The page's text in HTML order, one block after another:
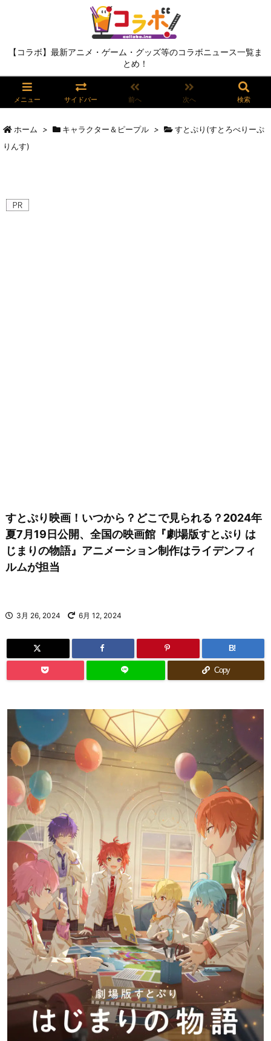
【コラボ】最新アニメ・ゲーム・グッズ等のコラボニュース一覧ま
とめ！
メニュー サイドバー 前へ 次へ 検索
ホーム > キャラクター＆ピープル >
すとぷり(すとろべりーぷ
りんす)
すとぷり映画！いつから？どこで見られる？2024年
夏7月19日公開、全国の映画館『劇場版すとぷり は
じまりの物語』アニメーション制作はライデンフィ
ルムが担当
3月 26, 2024 6月 12, 2024
B!
Copy